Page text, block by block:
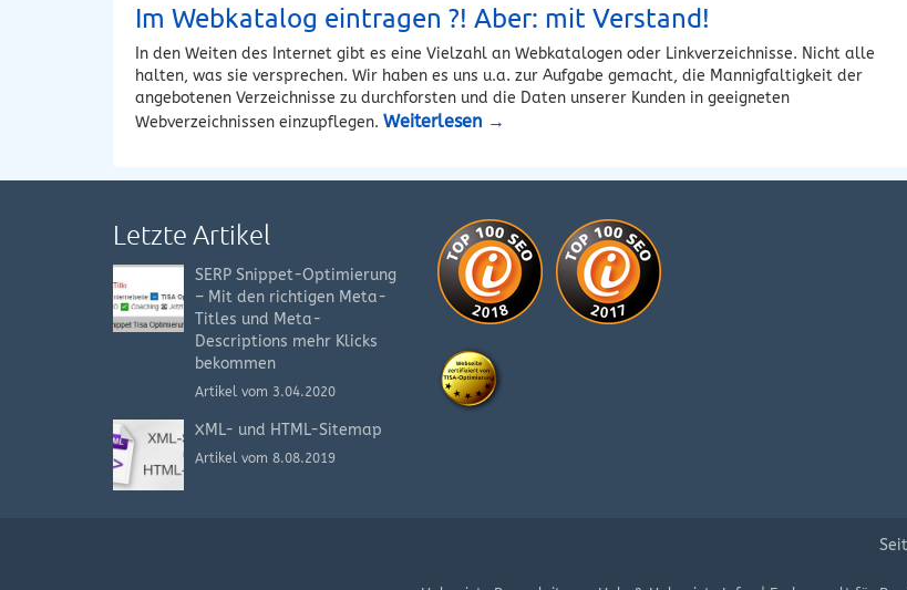
Im Webkatalog eintragen ?! Aber: mit Verstand!
In den Weiten des Internet gibt es eine Vielzahl an Webkatalogen oder Linkverzeichnisse. Nicht alle
halten, was sie versprechen. Wir haben es uns u.a. zur Aufgabe gemacht, die Mannigfaltigkeit der
angebotenen Verzeichnisse zu durchforsten und die Daten unserer Kunden in geeigneten
Webverzeichnissen einzupflegen. Weiterlesen →
Letzte Artikel
SERP Snippet-Optimierung
– Mit den richtigen Meta-
Titles und Meta-
Descriptions mehr Klicks
bekommen
Artikel vom 3.04.2020
XML- und HTML-Sitemap
Artikel vom 8.08.2019